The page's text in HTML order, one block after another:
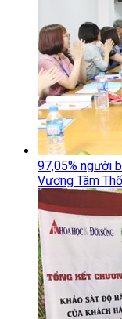
97,05% người
Vương Tâm